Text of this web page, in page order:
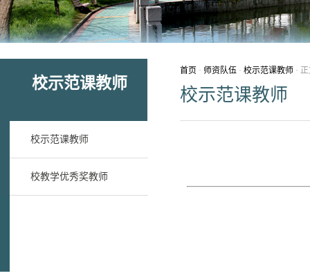
校示范课教师
校示范课教师
校教学优秀奖教师
首页 · 师资队伍 · 校示范课教师 ·
校示范课教师